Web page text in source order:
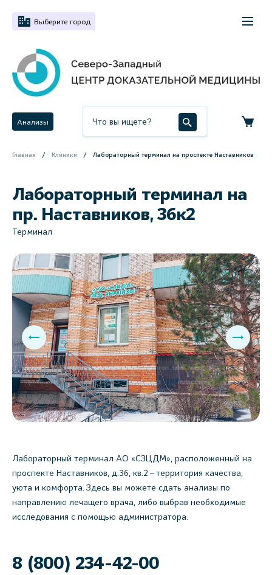
Выберите город
Анализы
Главная Клиники Лабораторный терминал на проспекте Наставников
Лабораторный терминал на
пр. Наставников, 36к2
Терминал
Лабораторный терминал АО «СЗЦДМ», расположенный на
проспекте Наставников, д.36, кв.2 – территория качества,
уюта и комфорта. Здесь вы можете сдать анализы по
направлению лечащего врача, либо выбрав необходимые
исследования с помощью администратора.
8 (800) 234-42-00